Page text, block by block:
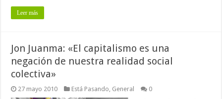
Leer más
Jon Juanma: «El capitalismo es una
negación de nuestra realidad social
colectiva»
27 mayo 2010 Está Pasando, General 0